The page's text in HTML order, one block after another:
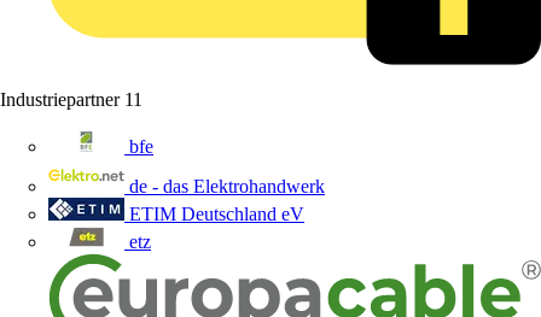
Industriepartner 11
bfe
de - das Elektrohandwerk
ETIM Deutschland eV
etz